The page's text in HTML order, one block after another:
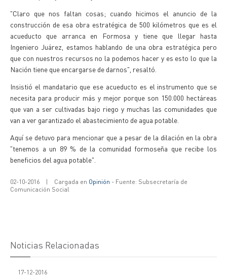
"Claro que nos faltan cosas; cuando hicimos el anuncio de la
construcción de esa obra estratégica de 500 kilómetros que es el
acueducto que arranca en Formosa y tiene que llegar hasta
Ingeniero Juárez, estamos hablando de una obra estratégica pero
que con nuestros recursos no la podemos hacer y es esto lo que la
Nación tiene que encargarse de darnos", resaltó.
Insistió el mandatario que ese acueducto es el instrumento que se
necesita para producir más y mejor porque son 150.000 hectáreas
que van a ser cultivadas bajo riego y muchas las comunidades que
van a ver garantizado el abastecimiento de agua potable.
Aquí se detuvo para mencionar que a pesar de la dilación en la obra
"tenemos a un 89 % de la comunidad formoseña que recibe los
beneficios del agua potable".
02-10-2016 | Cargada en Opinión - Fuente: Subsecretaría de
Comunicación Social
Noticias Relacionadas
17-12-2016